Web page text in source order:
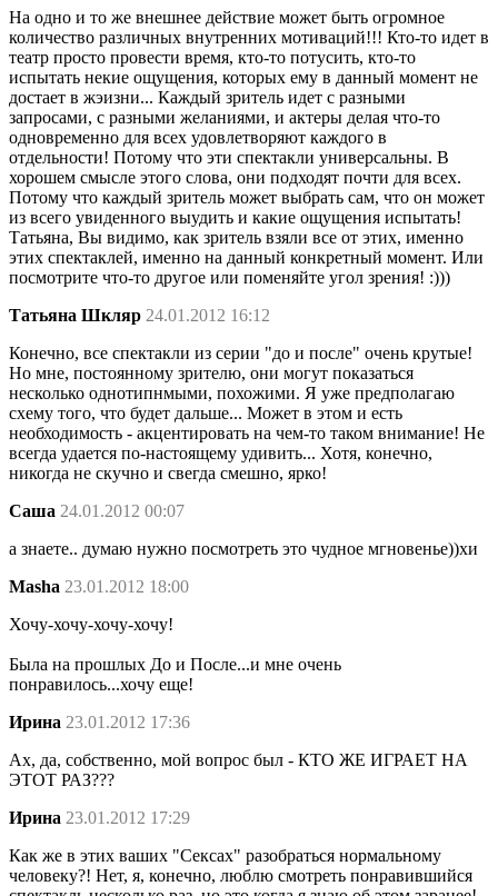
На одно и то же внешнее действие может быть огромное
количество различных внутренних мотиваций!!! Кто-то идет в
театр просто провести время, кто-то потусить, кто-то
испытать некие ощущения, которых ему в данный момент не
достает в жэизни... Каждый зритель идет с разными
запросами, с разными желаниями, и актеры делая что-то
одновременно для всех удовлетворяют каждого в
отдельности! Потому что эти спектакли универсальны. В
хорошем смысле этого слова, они подходят почти для всех.
Потому что каждый зритель может выбрать сам, что он может
из всего увиденного выудить и какие ощущения испытать!
Татьяна, Вы видимо, как зритель взяли все от этих, именно
этих спектаклей, именно на данный конкретный момент. Или
посмотрите что-то другое или поменяйте угол зрения! :)))
Татьяна Шкляр 24.01.2012 16:12
Конечно, все спектакли из серии "до и после" очень крутые!
Но мне, постоянному зрителю, они могут показаться
несколько однотипнмыми, похожими. Я уже предполагаю
схему того, что будет дальше... Может в этом и есть
необходимость - акцентировать на чем-то таком внимание! Не
всегда удается по-настоящему удивить... Хотя, конечно,
никогда не скучно и свегда смешно, ярко!
Саша 24.01.2012 00:07
а знаете.. думаю нужно посмотреть это чудное мгновенье))хи
Masha 23.01.2012 18:00
Хочу-хочу-хочу-хочу!
Была на прошлых До и После...и мне очень
понравилось...хочу еще!
Ирина 23.01.2012 17:36
Ах, да, собственно, мой вопрос был - КТО ЖЕ ИГРАЕТ НА
ЭТОТ РАЗ???
Ирина 23.01.2012 17:29
Как же в этих ваших "Сексах" разобраться нормальному
человеку?! Нет, я, конечно, люблю смотреть понравившийся